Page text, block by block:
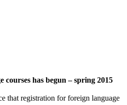
has begun – spring 2015
that registration for foreign language